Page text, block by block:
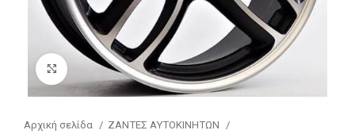
Click to enlarge
Αρχική σελίδα
ΖΑΝΤΕΣ ΑΥΤΟΚΙΝΗΤΩΝ